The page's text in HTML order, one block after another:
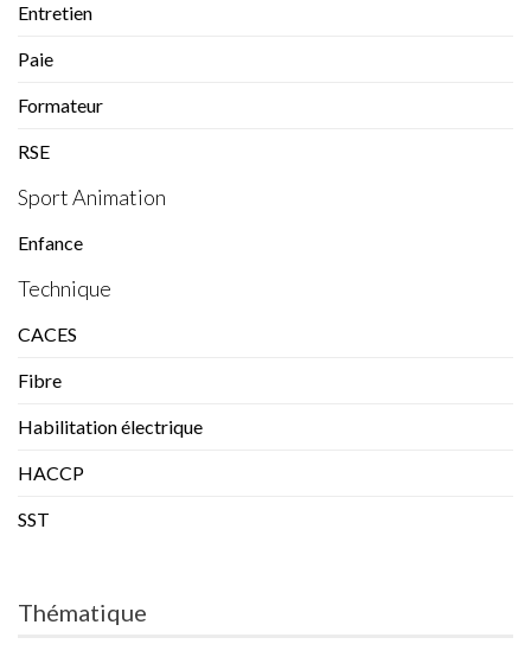
Entretien
Paie
Formateur
RSE
Sport Animation
Enfance
Technique
CACES
Fibre
Habilitation électrique
HACCP
SST
Thématique